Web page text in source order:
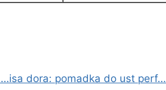
…isa dora: pomadka do ust perf…